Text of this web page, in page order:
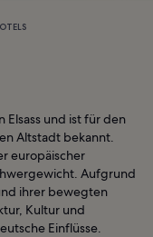
Elsass und ist für den
Altstadt bekannt.
europäischer
Aufgrund
ihrer bewegten
Kultur und
Einflüsse.